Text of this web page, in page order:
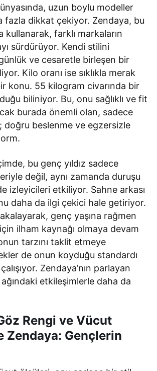
uzun boylu modeller
fazla dikkat çekiyor. Zendaya, bu
kullanarak, farklı markaların
sürdürüyor. Kendi stilini
ve cesaretle birleşen bir
Kilo oranı ise sıklıkla merak
konu. 55 kilogram civarında bir
biliniyor. Bu, onu sağlıklı ve fit
burada önemli olan, sadece
doğru beslenme ve egzersizle
bu genç yıldız sadece
değil, aynı zamanda duruşu
izleyicileri etkiliyor. Sahne arkası
daha da ilgi çekici hale getiriyor.
genç yaşına rağmen
ilham kaynağı olmaya devam
tarzını taklit etmeye
de onun koyduğu standardı
Zendaya’nın parlayan
ağındaki etkileşimlerle daha da
Rengi ve Vücut
Zendaya: Gençlerin